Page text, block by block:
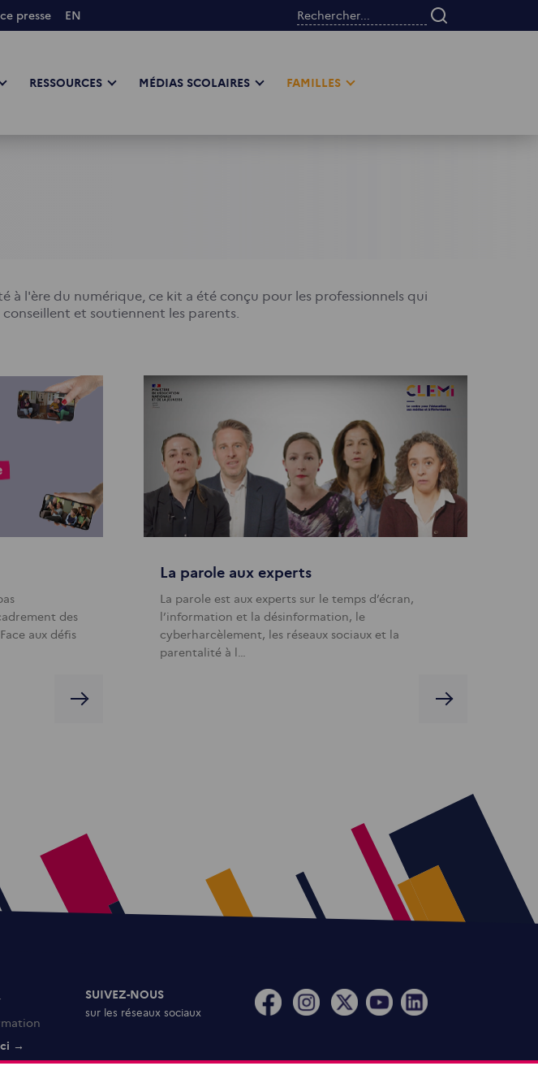
presse EN Rechercher...
RESSOURCES MÉDIAS SCOLAIRES FAMILLES
à l'ère du numérique, ce kit a été conçu pour les professionnels qui
conseillent et soutiennent les parents.
des
aux défis
La parole aux experts
La parole est aux experts sur le temps d’écran,
l’information et la désinformation, le
cyberharcèlement, les réseaux sociaux et la
parentalité à l…
→
SUIVEZ-NOUS
sur les réseaux sociaux